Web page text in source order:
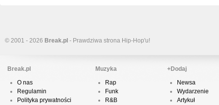
© 2001 - 2026 Break.pl - Prawdziwa strona Hip-Hop'u!
Break.pl
O nas
Regulamin
Polityka prywatności
Muzyka
Rap
Funk
R&B
+Dodaj
Newsa
Wydarzenie
Artykuł